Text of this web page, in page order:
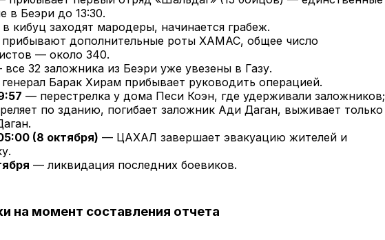
в Беэри до 13:30.
кибуц заходят мародеры, начинается грабеж.
дополнительные роты ХАМАС, общее число
— около 340.
32 заложника из Беэри уже увезены в Газу.
Барак Хирам прибывает руководить операцией.
— перестрелка у дома Песи Коэн, где удерживали заложников;
по зданию, погибает заложник Ади Даган, выживает только
(8 октября) — ЦАХАЛ завершает эвакуацию жителей и
— ликвидация последних боевиков.
на момент составления отчета